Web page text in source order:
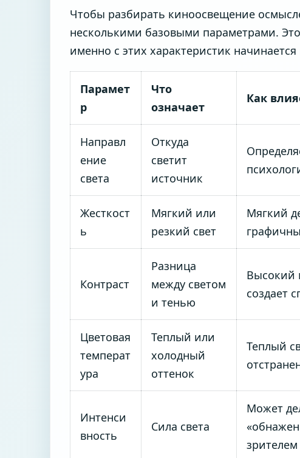
Чтобы разбирать киноосвещение
несколькими базовыми параметрами.
именно с этих характеристик
Парамет
р
Что
означает
Как
Направл
ение
света
Откуда
светит
источник
Жесткост
ь
Мягкий или
резкий свет
Мягкий
Контраст
Разница
между светом
и тенью
Высокий
создает
Цветовая
температ
ура
Теплый или
холодный
оттенок
Теплый
Интенси
вность
Сила света
Может
зрителем